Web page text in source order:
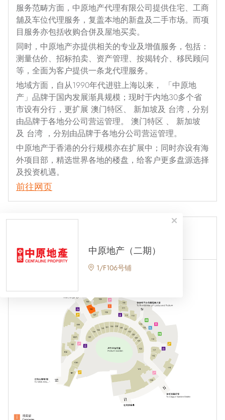
服务范畴方面，中原地产代理有限公司提供住宅、工商
舖及车位代理服务，复盖本地的新盘及二手市场。而项
目服务亦包括收购合併及屋地买卖。
同时，中原地产亦提供相关的专业及增值服务，包括：
测量估价、招标拍卖、资产管理、按揭转介、移民顾问
等，全面为客户提供一条龙代理服务。
地域方面，自从1990年代进驻上海以来， 「中原地
产」品牌于国内发展渐具规模；现时于内地30多个省
市设有分行，更扩展 澳门特区、 新加坡及 台湾，分别
由品牌于各地分公司营运管理。 澳门特区 、 新加坡
及 台湾 ，分别由品牌于各地分公司营运管理。
中原地产于香港的分行规模亦在扩展中；同时亦设有海
外项目部，精选世界各地的楼盘，给客户更多盘源选择
及投资机遇。
前往网页
A
A
中原地产​（二期）
1/F106号铺